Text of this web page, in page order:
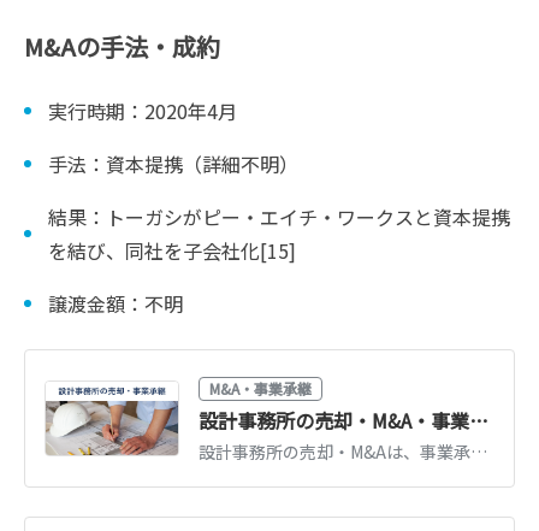
M&Aの手法・成約
実行時期：2020年4月
手法：資本提携（詳細不明）
結果：トーガシがピー・エイチ・ワークスと資本提携
を結び、同社を子会社化[15]
譲渡金額：不明
M&A・事業承継
設計事務所の売却・M&A・事業承継の方法や流れ、最新事例
設計事務所の売却・M&Aは、事業承継や売却利益の獲得を実現する手段として有効です。設計事務所の売却・M&Aを行う方法や流れ、近年の事例、成功可能性を高めるポイントをわかりやすく解説します。